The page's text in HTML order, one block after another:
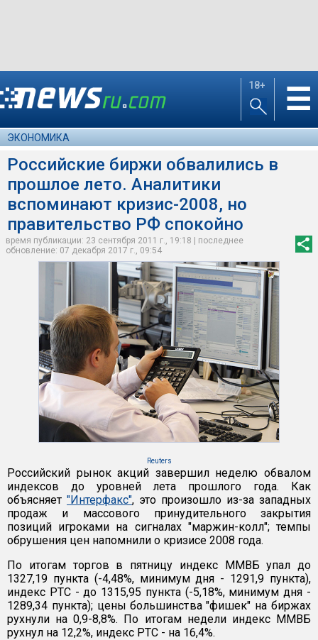
18+ ☰
ЭКОНОМИКА
Российские биржи обвалились в
прошлое лето. Аналитики
вспоминают кризис-2008, но
правительство РФ спокойно
время публикации: 23 сентября 2011 г., 19:18 | последнее
обновление: 07 декабря 2017 г., 09:54
Reuters
Российский рынок акций завершил неделю обвалом
индексов до уровней лета прошлого года. Как
объясняет "Интерфакс", это произошло из-за западных
продаж и массового принудительного закрытия
позиций игроками на сигналах "маржин-колл"; темпы
обрушения цен напомнили о кризисе 2008 года.
По итогам торгов в пятницу индекс ММВБ упал до
1327,19 пункта (-4,48%, минимум дня - 1291,9 пункта),
индекс РТС - до 1315,95 пункта (-5,18%, минимум дня -
1289,34 пункта); цены большинства "фишек" на биржах
рухнули на 0,9-8,8%. По итогам недели индекс ММВБ
рухнул на 12,2%, индекс РТС - на 16,4%.